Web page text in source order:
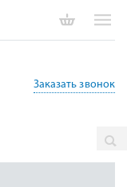
Заказать звонок